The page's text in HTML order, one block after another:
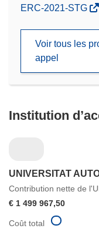
(s’ouvre
nouvelle
fenêtre)
ERC-2021-STG
Voir tous les
appel
Institution
UNIVERSITAT
Contribution nette de
€ 1 499 967,50
Coût total